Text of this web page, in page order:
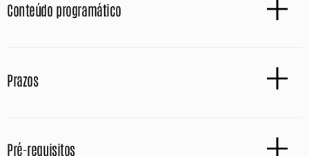
Conteúdo programático
Prazos
Pré-requisitos